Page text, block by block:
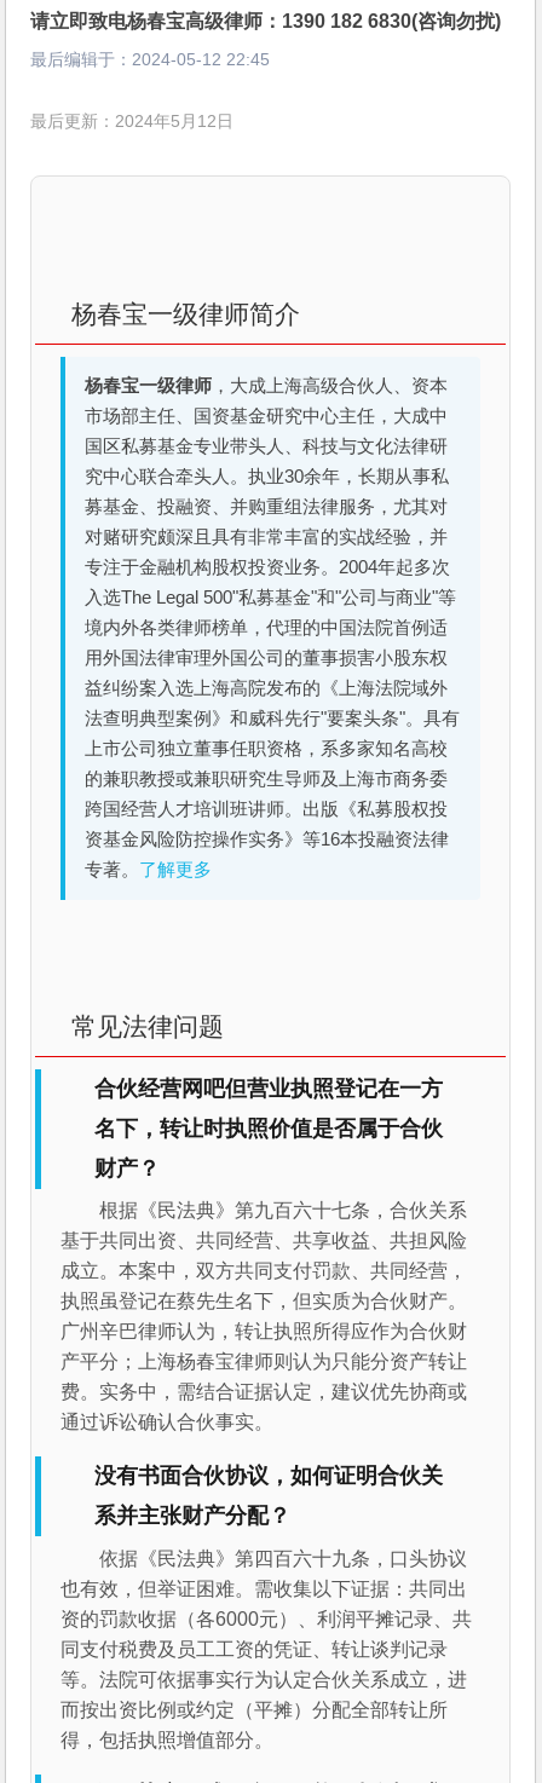
请立即致电杨春宝高级律师：1390 182 6830(咨询勿扰)
最后编辑于： 2024-05-12 22:45
最后更新：2024年5月12日
杨春宝一级律师简介
杨春宝一级律师 ，大成上海高级合伙人、资本
市场部主任、国资基金研究中心主任，大成中
国区私募基金专业带头人、科技与文化法律研
究中心联合牵头人。执业30余年，长期从事私
募基金、投融资、并购重组法律服务，尤其对
对赌研究颇深且具有非常丰富的实战经验，并
专注于金融机构股权投资业务。2004年起多次
入选The Legal 500"私募基金"和"公司与商业"等
境内外各类律师榜单，代理的中国法院首例适
用外国法律审理外国公司的董事损害小股东权
益纠纷案入选上海高院发布的《上海法院域外
法查明典型案例》和威科先行"要案头条"。具有
上市公司独立董事任职资格，系多家知名高校
的兼职教授或兼职研究生导师及上海市商务委
跨国经营人才培训班讲师。出版《私募股权投
资基金风险防控操作实务》等16本投融资法律
专著。 了解更多
常见法律问题
合伙经营网吧但营业执照登记在一方
名下，转让时执照价值是否属于合伙
财产？
根据《民法典》第九百六十七条，合伙关系
基于共同出资、共同经营、共享收益、共担风险
成立。本案中，双方共同支付罚款、共同经营，
执照虽登记在蔡先生名下，但实质为合伙财产。
广州辛巴律师认为，转让执照所得应作为合伙财
产平分；上海杨春宝律师则认为只能分资产转让
费。实务中，需结合证据认定，建议优先协商或
通过诉讼确认合伙事实。
没有书面合伙协议，如何证明合伙关
系并主张财产分配？
依据《民法典》第四百六十九条，口头协议
也有效，但举证困难。需收集以下证据：共同出
资的罚款收据（各6000元）、利润平摊记录、共
同支付税费及员工工资的凭证、转让谈判记录
等。法院可依据事实行为认定合伙关系成立，进
而按出资比例或约定（平摊）分配全部转让所
得，包括执照增值部分。